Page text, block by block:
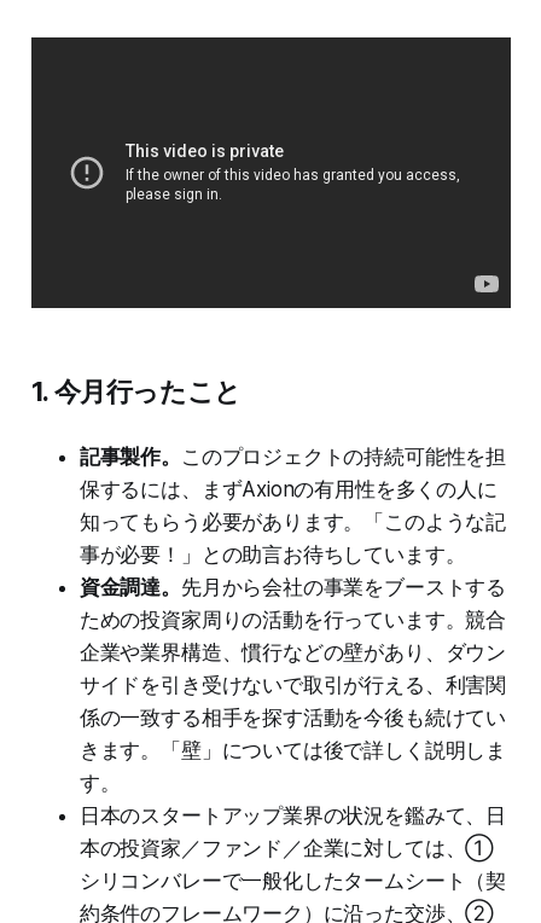
1. 今月行ったこと
記事製作。
このプロジェクトの持続可能性を担
保するには、まずAxionの有用性を多くの人に
知ってもらう必要があります。「このような記
事が必要！」との助言お待ちしています。
資金調達。 先月から会社の事業をブーストする
ための投資家周りの活動を行っています。競合
企業や業界構造、慣行などの壁があり、ダウン
サイドを引き受けないで取引が行える、利害関
係の一致する相手を探す活動を今後も続けてい
きます。「壁」については後で詳しく説明しま
す。
日本のスタートアップ業界の状況を鑑みて、日
本の投資家／ファンド／企業に対しては、①
シリコンバレーで一般化したタームシート（契
約条件のフレームワーク）に沿った交渉、②